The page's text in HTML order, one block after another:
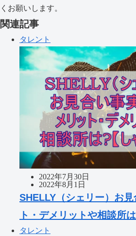
くお願いします。
関連記事
タレント
2022年7月30日
2022年8月1日
SHELLY（シェリー）お
ト・デメリットや相談所
タレント